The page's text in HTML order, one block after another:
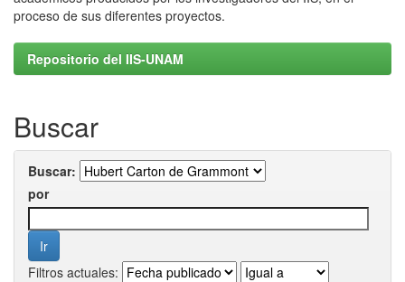
proceso de sus diferentes proyectos.
Repositorio del IIS-UNAM
Buscar
Buscar:
por
Filtros actuales: